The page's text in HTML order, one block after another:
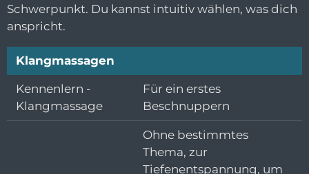
Schwerpunkt. Du kannst intuitiv wählen, was dich
anspricht.
Klangmassagen
Kennenlern -
Klangmassage
Für ein erstes
Beschnuppern
Ohne bestimmtes
Thema, zur
Tiefenentspannung, um